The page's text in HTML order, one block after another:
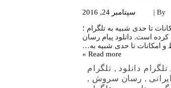
By | سپتامبر 24, 2016
تا حدی شبیه به تلگرام ؛
کرده است. دانلود پیام رسان
امکانات تا حدی شبیه به…
Read more »
, تلگرام دانلود , تلگرام
, رسان سروش ,